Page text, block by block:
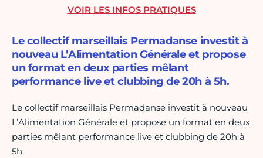
Le collectif marseillais Permadanse investit à
nouveau L’Alimentation Générale et propose
un format en deux parties mêlant
performance live et clubbing de 20h à 5h.
Le collectif marseillais Permadanse investit à nouveau
L’Alimentation Générale et propose un format en deux
parties mêlant performance live et clubbing de 20h à
5h.
VOIR LES INFOS PRATIQUES